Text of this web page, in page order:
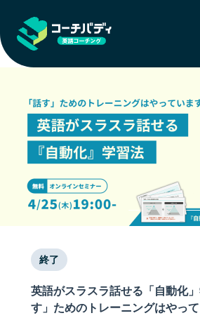
終了
英語がスラスラ話せる「自動化
す」ためのトレーニングはやっ